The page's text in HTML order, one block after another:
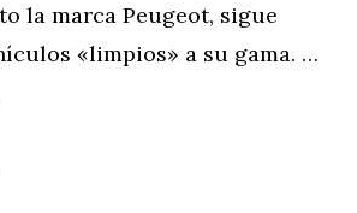
la marca Peugeot, sigue
«limpios» a su gama. …